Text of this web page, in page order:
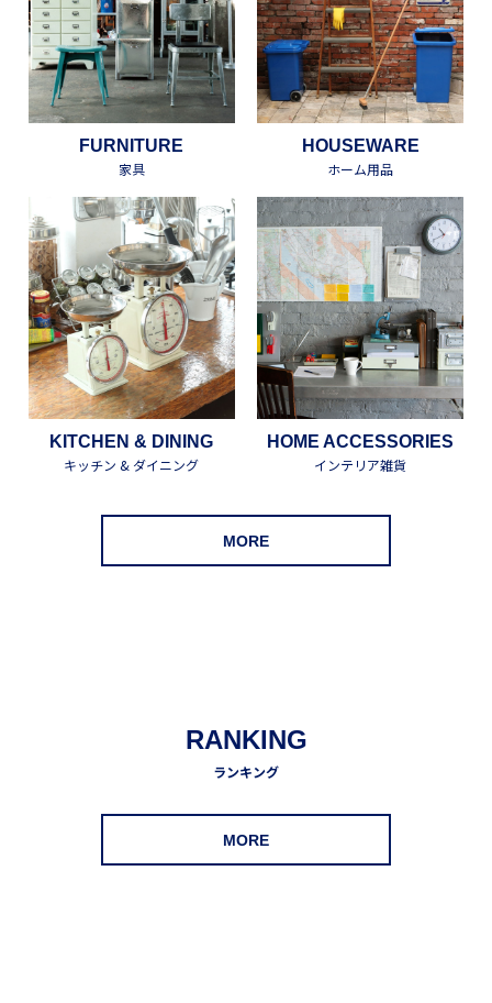
FURNITURE
家具
HOUSEWARE
ホーム用品
KITCHEN & DINING
キッチン & ダイニング
HOME ACCESSORIES
インテリア雑貨
MORE
RANKING
ランキング
MORE